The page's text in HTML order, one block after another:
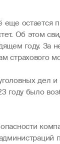
остается
Об этом
году. За
страхового
дел
году было